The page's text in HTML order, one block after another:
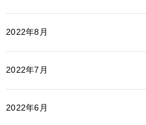
2022年8月
2022年7月
2022年6月